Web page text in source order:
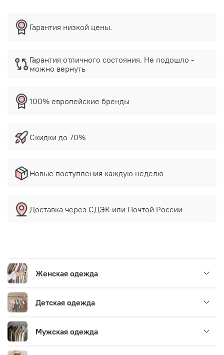
Гарантия низкой цены.
Гарантия отличного состояния. Не подошло -
можно вернуть
100% европейские бренды
Скидки до 70%
Новые поступления каждую неделю
Доставка через СДЭК или Почтой России
Женская одежда
Детская одежда
Мужская одежда